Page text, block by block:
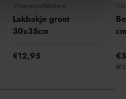
Vloerenoutletstore
Lakbakje groot
30x35cm
€12,95
cm